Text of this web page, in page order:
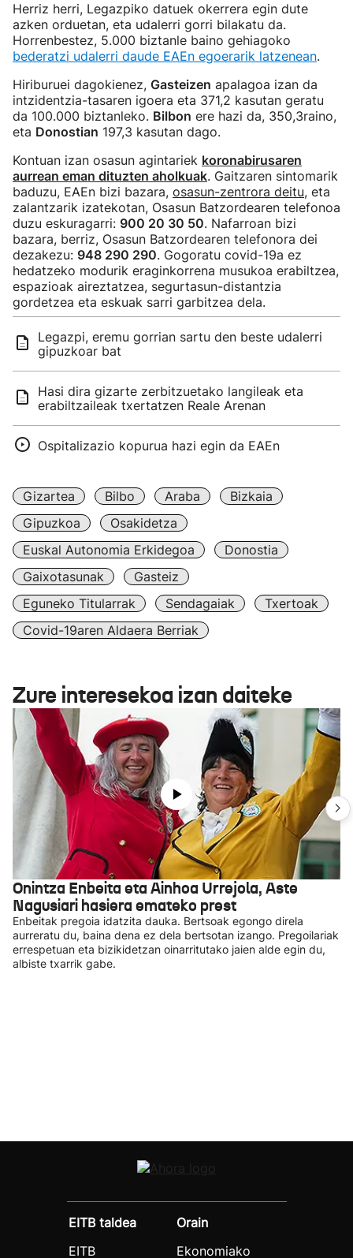
Herriz herri, Legazpiko datuek okerrera egin dute
azken orduetan, eta udalerri gorri bilakatu da.
Horrenbestez, 5.000 biztanle baino gehiagoko
bederatzi udalerri daude EAEn egoerarik latzenean.
Hiriburuei dagokienez, Gasteizen apalagoa izan da
intzidentzia-tasaren igoera eta 371,2 kasutan geratu
da 100.000 biztanleko. Bilbon ere hazi da, 350,3raino,
eta Donostian 197,3 kasutan dago.
Kontuan izan osasun agintariek koronabirusaren
aurrean eman dituzten aholkuak. Gaitzaren sintomarik
baduzu, EAEn bizi bazara, osasun-zentrora deitu, eta
zalantzarik izatekotan, Osasun Batzordearen telefonoa
duzu eskuragarri: 900 20 30 50. Nafarroan bizi
bazara, berriz, Osasun Batzordearen telefonora dei
dezakezu: 948 290 290. Gogoratu covid-19a ez
hedatzeko modurik eraginkorrena musukoa erabiltzea,
espazioak aireztatzea, segurtasun-distantzia
gordetzea eta eskuak sarri garbitzea dela.
Legazpi, eremu gorrian sartu den beste udalerri
gipuzkoar bat
Hasi dira gizarte zerbitzuetako langileak eta
erabiltzaileak txertatzen Reale Arenan
Ospitalizazio kopurua hazi egin da EAEn
Gizartea Bilbo Araba
Bizkaia
Gipuzkoa
Osakidetza
Euskal Autonomia Erkidegoa
Donostia
Gaixotasunak
Gasteiz
Eguneko Titularrak
Sendagaiak
Txertoak
Covid-19aren Aldaera Berriak
Zure interesekoa izan daiteke
Onintza Enbeita eta Ainhoa Urrejola, Aste
Nagusiari hasiera emateko prest
Enbeitak pregoia idatzita dauka. Bertsoak egongo direla
aurreratu du, baina dena ez dela bertsotan izango. Pregoilariak
errespetuan eta bizikidetzan oinarritutako jaien alde egin du,
albiste txarrik gabe.
EITB taldea
EITB
Orain
Ekonomiako